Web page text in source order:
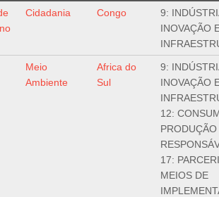
Cidadania Congo
9:
INOVAÇÃO
Meio
Ambiente
Africa do
Sul
9:
INOVAÇÃO
12:
PRODUÇÃO
17:
MEIOS DE